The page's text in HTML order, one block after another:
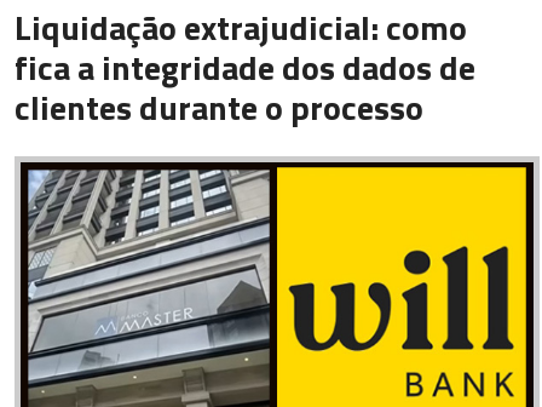
Liquidação extrajudicial: como
fica a integridade dos dados de
clientes durante o processo